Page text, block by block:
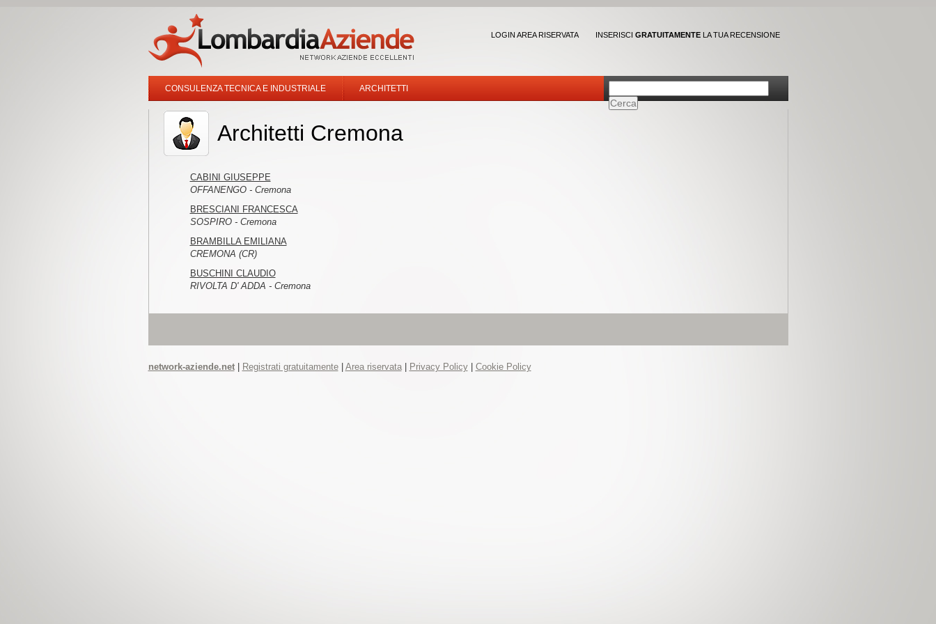
LOGIN AREA RISERVATA INSERISCI GRATUITAMENTELA TUA RECENSIONE
CONSULENZA TECNICA E INDUSTRIALE ARCHITETTI
Architetti Cremona
CABINI GIUSEPPE
OFFANENGO - Cremona
BRESCIANI FRANCESCA
SOSPIRO - Cremona
BRAMBILLA EMILIANA
CREMONA (CR)
BUSCHINI CLAUDIO
RIVOLTA D' ADDA - Cremona
network-aziende.net| Registrati gratuitamente| Area riservata| Privacy Policy| Cookie Policy